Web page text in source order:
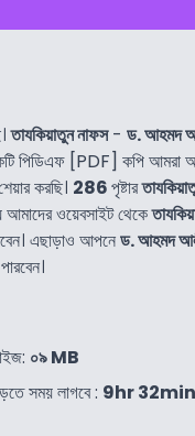
তাযকিয়াতুন নাফস- ড. আহমদ
পিডিএফ [PDF] কপি আমরা
করছি। 286পৃষ্টার
আমাদের ওয়েবসাইট থেকে
এছাড়াও আপনেড. আহমদ
০৯ MB
সময় লাগবে : 9hr 32min